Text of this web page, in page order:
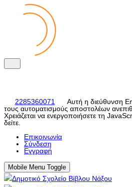
2285360071
Αυτή η διεύθυνση
τους αυτοματισμούς αποστολέων
Χρειάζεται να ενεργοποιήσετε τη
δείτε.
Eπικοινωνία
Σύνδεση
Εγγραφή
Mobile Menu Toggle